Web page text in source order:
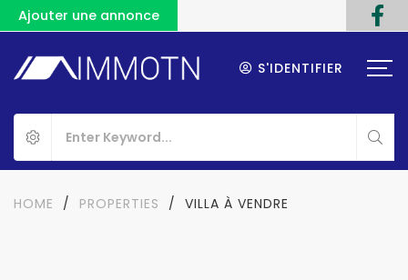
Ajouter une annonce
S'IDENTIFIER
HOME / PROPERTIES / VILLA À VENDRE